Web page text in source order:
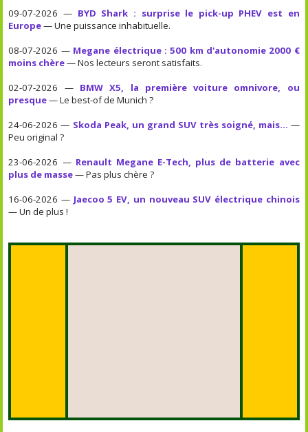
09-07-2026 — BYD Shark : surprise le pick-up PHEV est en
Europe— Une puissance inhabituelle.
08-07-2026 — Megane électrique : 500 km d'autonomie 2000 €
moins chère— Nos lecteurs seront satisfaits.
02-07-2026 — BMW X5, la première voiture omnivore, ou
presque— Le best-of de Munich ?
24-06-2026 — Skoda Peak, un grand SUV très soigné, mais... —
Peu original ?
23-06-2026 — Renault Megane E-Tech, plus de batterie avec
plus de masse— Pas plus chère ?
16-06-2026 — Jaecoo 5 EV, un nouveau SUV électrique chinois
— Un de plus !